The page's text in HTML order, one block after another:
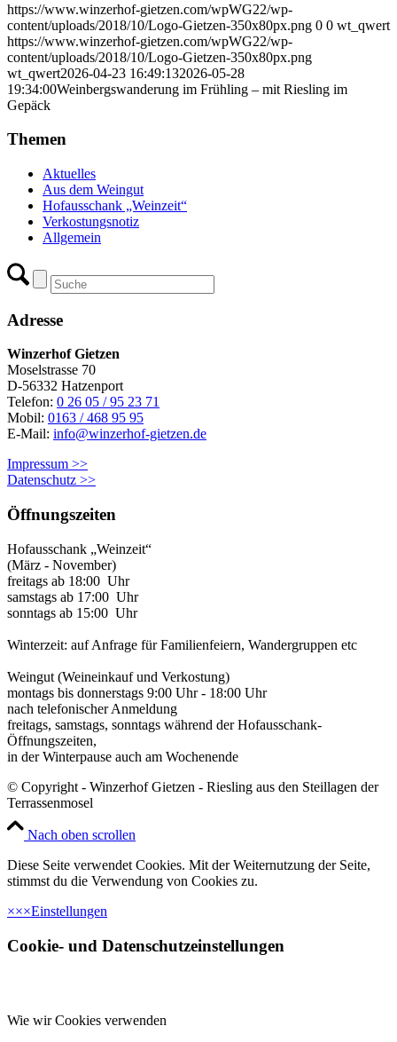
https://www.winzerhof-gietzen.com/wpWG22/wp-
content/uploads/2018/10/Logo-Gietzen-350x80px.png 0 0 wt_qwert
https://www.winzerhof-gietzen.com/wpWG22/wp-
content/uploads/2018/10/Logo-Gietzen-350x80px.png
wt_qwert2026-04-23 16:49:132026-05-28
19:34:00Weinbergswanderung im Frühling – mit Riesling im
Gepäck
Themen
Aktuelles
Aus dem Weingut
Hofausschank „Weinzeit“
Verkostungsnotiz
Allgemein
Adresse
Winzerhof Gietzen
Moselstrasse 70
D-56332 Hatzenport
Telefon: 0 26 05 / 95 23 71
Mobil: 0163 / 468 95 95
E-Mail: info@winzerhof-gietzen.de
Impressum >>
Datenschutz >>
Öffnungszeiten
Hofausschank „Weinzeit“
(März - November)
freitags ab 18:00 Uhr
samstags ab 17:00 Uhr
sonntags ab 15:00 Uhr
Winterzeit: auf Anfrage für Familienfeiern, Wandergruppen etc
Weingut (Weineinkauf und Verkostung)
montags bis donnerstags 9:00 Uhr - 18:00 Uhr
nach telefonischer Anmeldung
freitags, samstags, sonntags während der Hofausschank-
Öffnungszeiten,
in der Winterpause auch am Wochenende
© Copyright - Winzerhof Gietzen - Riesling aus den Steillagen der
Terrassenmosel
Nach oben scrollen
Diese Seite verwendet Cookies. Mit der Weiternutzung der Seite,
stimmst du die Verwendung von Cookies zu.
×××Einstellungen
Cookie- und Datenschutzeinstellungen
Wie wir Cookies verwenden